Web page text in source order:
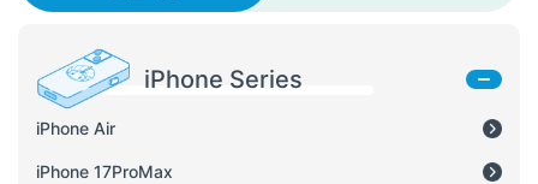
iPhone Series
iPhone Air
iPhone 17ProMax